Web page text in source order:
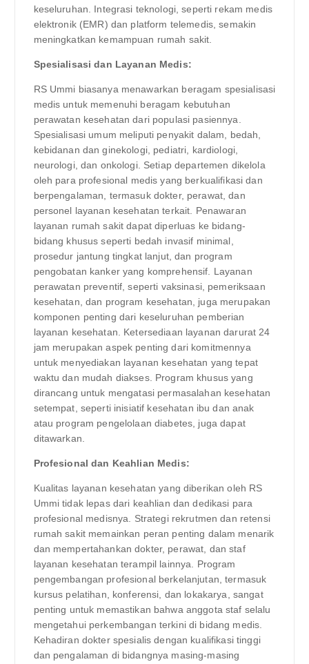
keseluruhan. Integrasi teknologi, seperti rekam medis
elektronik (EMR) dan platform telemedis, semakin
meningkatkan kemampuan rumah sakit.
Spesialisasi dan Layanan Medis:
RS Ummi biasanya menawarkan beragam spesialisasi
medis untuk memenuhi beragam kebutuhan
perawatan kesehatan dari populasi pasiennya.
Spesialisasi umum meliputi penyakit dalam, bedah,
kebidanan dan ginekologi, pediatri, kardiologi,
neurologi, dan onkologi. Setiap departemen dikelola
oleh para profesional medis yang berkualifikasi dan
berpengalaman, termasuk dokter, perawat, dan
personel layanan kesehatan terkait. Penawaran
layanan rumah sakit dapat diperluas ke bidang-
bidang khusus seperti bedah invasif minimal,
prosedur jantung tingkat lanjut, dan program
pengobatan kanker yang komprehensif. Layanan
perawatan preventif, seperti vaksinasi, pemeriksaan
kesehatan, dan program kesehatan, juga merupakan
komponen penting dari keseluruhan pemberian
layanan kesehatan. Ketersediaan layanan darurat 24
jam merupakan aspek penting dari komitmennya
untuk menyediakan layanan kesehatan yang tepat
waktu dan mudah diakses. Program khusus yang
dirancang untuk mengatasi permasalahan kesehatan
setempat, seperti inisiatif kesehatan ibu dan anak
atau program pengelolaan diabetes, juga dapat
ditawarkan.
Profesional dan Keahlian Medis:
Kualitas layanan kesehatan yang diberikan oleh RS
Ummi tidak lepas dari keahlian dan dedikasi para
profesional medisnya. Strategi rekrutmen dan retensi
rumah sakit memainkan peran penting dalam menarik
dan mempertahankan dokter, perawat, dan staf
layanan kesehatan terampil lainnya. Program
pengembangan profesional berkelanjutan, termasuk
kursus pelatihan, konferensi, dan lokakarya, sangat
penting untuk memastikan bahwa anggota staf selalu
mengetahui perkembangan terkini di bidang medis.
Kehadiran dokter spesialis dengan kualifikasi tinggi
dan pengalaman di bidangnya masing-masing